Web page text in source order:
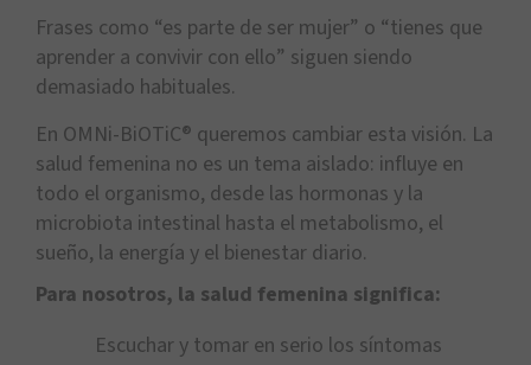
Frases como “es parte de ser mujer” o “tienes que
aprender a convivir con ello” siguen siendo
demasiado habituales.
En OMNi-BiOTiC® queremos cambiar esta visión. La
salud femenina no es un tema aislado: influye en
todo el organismo, desde las hormonas y la
microbiota intestinal hasta el metabolismo, el
sueño, la energía y el bienestar diario.
Para nosotros, la salud femenina significa:
Escuchar y tomar en serio los síntomas